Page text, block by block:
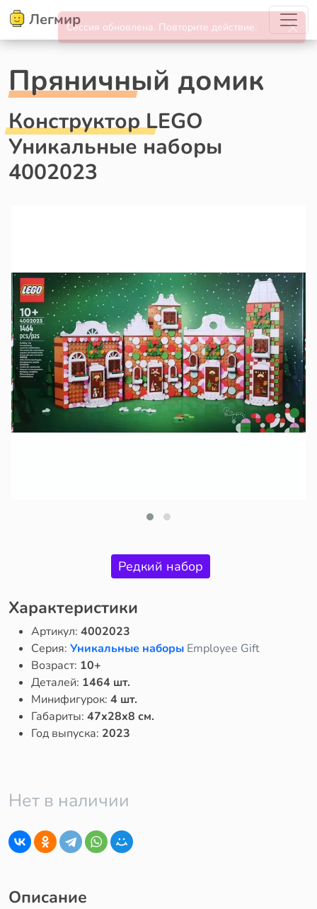
Легмир
Пряничный домик
Конструктор LEGO
Уникальные наборы
4002023
Редкий набор
Характеристики
Артикул: 4002023
Серия: Уникальные наборы Employee Gift
Возраст: 10+
Деталей: 1464 шт.
Минифигурок: 4 шт.
Габариты: 47x28x8 см.
Год выпуска: 2023
Нет в наличии
Описание